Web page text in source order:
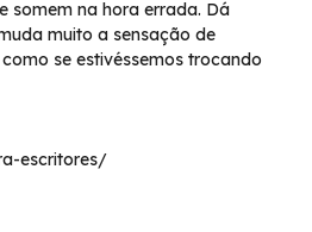
somem na hora errada. Dá
muito a sensação de
se estivéssemos trocando
escritores/